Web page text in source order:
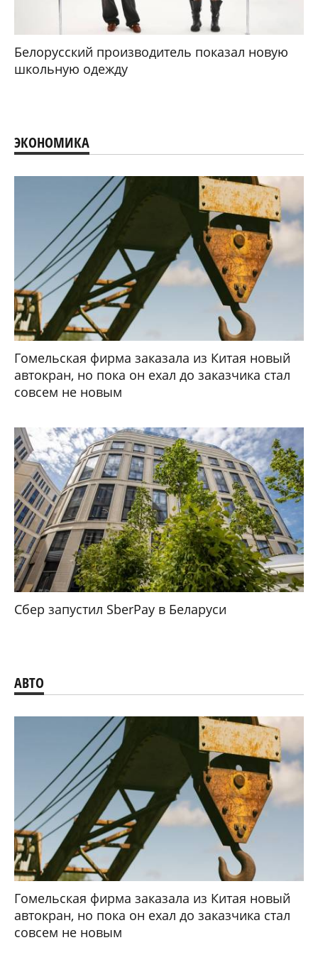
Белорусский производитель показал новую
школьную одежду
ЭКОНОМИКА
Гомельская фирма заказала из Китая новый
автокран, но пока он ехал до заказчика стал
совсем не новым
Сбер запустил SberPay в Беларуси
АВТО
Гомельская фирма заказала из Китая новый
автокран, но пока он ехал до заказчика стал
совсем не новым